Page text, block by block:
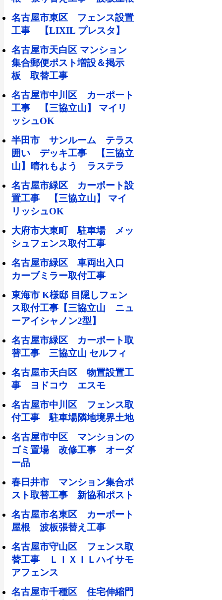
名古屋市東区 フェンス設置
工事 【LIXIL プレスタ】
名古屋市天白区 マンション
集合郵便ポスト増設＆掲示
板 取替工事
名古屋市中川区 カーポート
工事 【三協立山】 マイリ
ッシュOK
半田市 サンルーム テラス
囲い デッキ工事 【三協立
山】晴れもよう ラステラ
名古屋市緑区 カーポート設
置工事 【三協立山】 マイ
リッシュOK
大府市大東町 駐車場 メッ
シュフェンス取付工事
名古屋市緑区 車両出入口
カーブミラー取付工事
東海市 K様邸 目隠しフェン
ス取付工事【三協立山 ニュ
ーアイシャノン2型】
名古屋市緑区 カーポート取
替工事 三協立山 セルフィ
名古屋市天白区 物置設置工
事 ヨドコウ エスモ
名古屋市中川区 フェンス取
付工事 駐車場隣地境界土地
名古屋市中区 マンションの
ゴミ置場 改修工事 オーダ
ー品
春日井市 マンション集合ポ
スト取替工事 新協和ポスト
名古屋市名東区 カーポート
屋根 波板張替え工事
名古屋市守山区 フェンス取
替工事 ＬＩＸＩＬハイサモ
アフェンス
名古屋市千種区 住宅伸縮門